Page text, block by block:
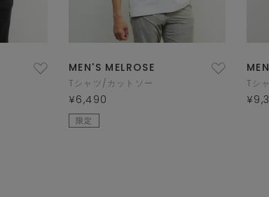
MEN'S MELROSE
Tシャツ/カットソー
¥6,490
限定
Tシ